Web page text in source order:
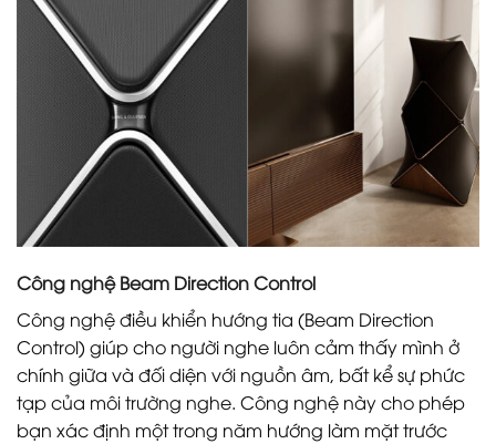
Công nghệ Beam Direction Control
Công nghệ điều khiển hướng tia (Beam Direction
Control) giúp cho người nghe luôn cảm thấy mình ở
chính giữa và đối diện với nguồn âm, bất kể sự phức
tạp của môi trường nghe. Công nghệ này cho phép
bạn xác định một trong năm hướng làm mặt trước